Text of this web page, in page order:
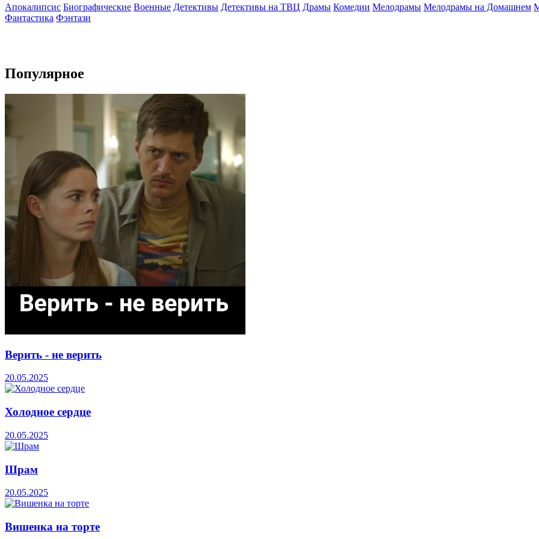
Апокалипсис Биографические Военные Детективы Детективы на ТВЦ Драмы Комедии Мелодрамы Мелодрамы на Домашнем
Фантастика Фэнтази
Популярное
Верить - не верить
20.05.2025
Холодное сердце
20.05.2025
Шрам
20.05.2025
Вишенка на торте